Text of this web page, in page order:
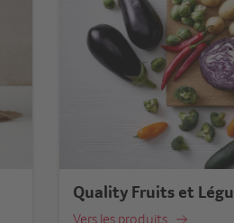
Quality Fruits et
Vers les produits